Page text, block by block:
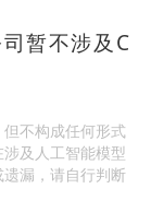
暂不涉及C
不构成任何形式
及人工智能模型
漏，请自行判断